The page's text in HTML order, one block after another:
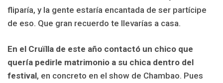
fliparía, y la gente estaría encantada de ser partícipe
de eso. Que gran recuerdo te llevarías a casa.
En el Cruïlla de este año contactó un chico que
quería pedirle matrimonio a su chica dentro del
festival, en concreto en el show de Chambao. Pues